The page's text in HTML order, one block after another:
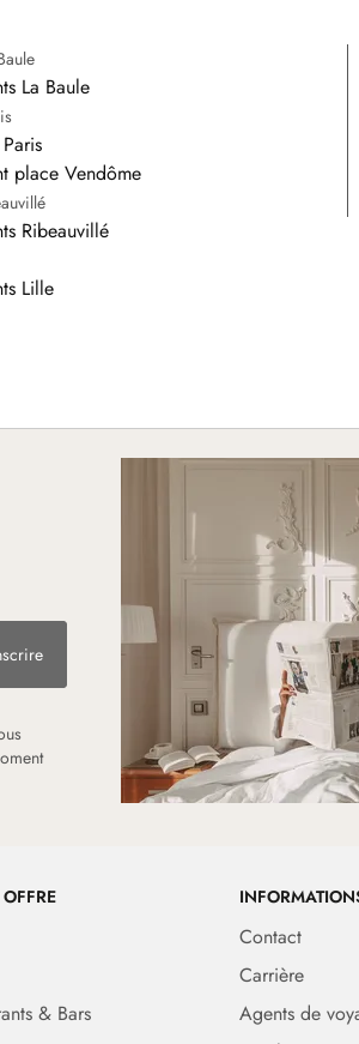
La Baule
place Vendôme
Ribeauvillé
Lille
& Bars
Contact
Carrière
Agents de